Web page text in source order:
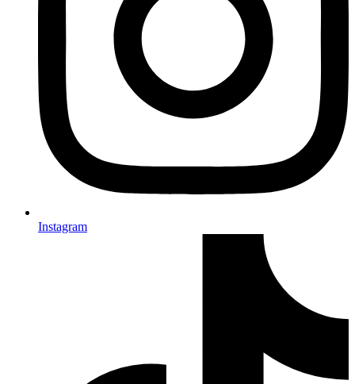
Instagram